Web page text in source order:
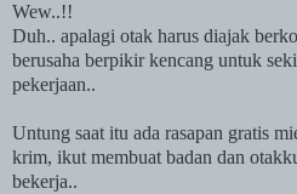
Wew..!!
Duh.. apalagi otak harus diajak
berusaha berpikir kencang untuk
pekerjaan..
Untung saat itu ada rasapan gratis
krim, ikut membuat badan dan
bekerja..